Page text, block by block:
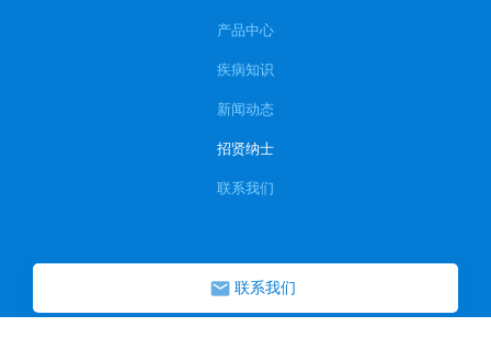
产品中心
疾病知识
新闻动态
招贤纳士
联系我们
联系我们